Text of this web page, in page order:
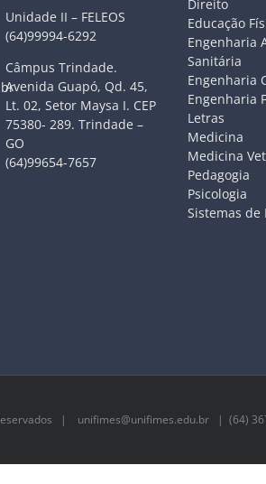
Unidade II – FELEOS
(64)99994-6292
Câmpus Trindade.
Avenida Guapó, Qd. 45,
Lt. 02, Setor Maysa I. CEP
75380- 289. Trindade –
GO
(64)99654-7657
Direito
Educação
Engenharia
Sanitária
Engenharia
Engenharia
Letras
Medicina
Medicina
Pedagogia
Psicologia
Sistemas de
| unifimes@unifimes.edu.br | (64)